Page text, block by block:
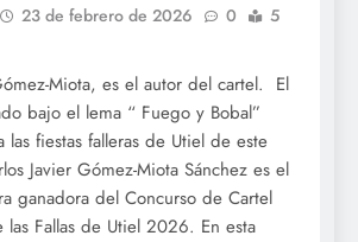
23 de febrero de 2026 0
5
Miota, es el autor del cartel. El
bajo el lema “ Fuego y Bobal”
las fiestas falleras de Utiel de este
Javier Gómez-Miota Sánchez es el
ganadora del Concurso de Cartel
Fallas de Utiel 2026. En esta